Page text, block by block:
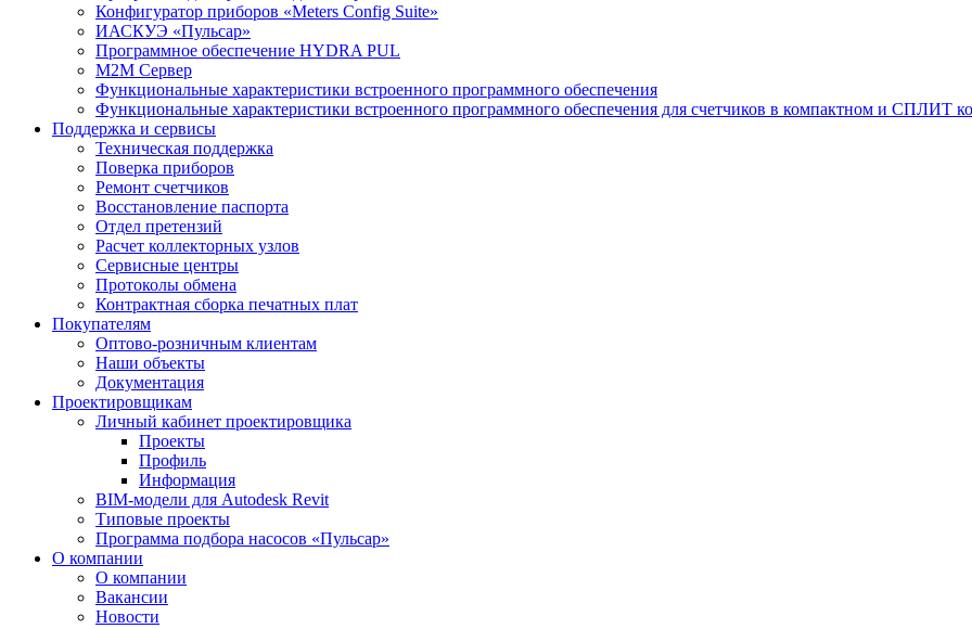
Конфигуратор приборов «Meters Config Suite»
ИАСКУЭ «Пульсар»
Программное обеспечение HYDRA PUL
M2M Сервер
Функциональные характеристики встроенного программного обеспечения
Функциональные характеристики встроенного программного обеспечения для счетчиков в компактном и СПЛИТ
Поддержка и сервисы
Техническая поддержка
Поверка приборов
Ремонт счетчиков
Восстановление паспорта
Отдел претензий
Расчет коллекторных узлов
Сервисные центры
Протоколы обмена
Контрактная сборка печатных плат
Покупателям
Оптово-розничным клиентам
Наши объекты
Документация
Проектировщикам
Личный кабинет проектировщика
Проекты
Профиль
Информация
BIM-модели для Autodesk Revit
Типовые проекты
Программа подбора насосов «Пульсар»
О компании
О компании
Вакансии
Новости